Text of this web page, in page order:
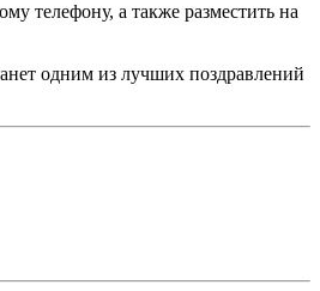
телефону, а также разместить на
одним из лучших поздравлений